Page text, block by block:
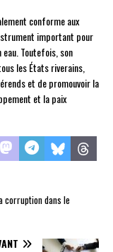
conforme aux
important pour
Toutefois, son
les États riverains,
et de promouvoir la
et la paix
corruption dans le